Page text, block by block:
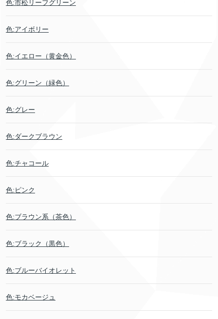
色:市松リーフグリーン
色:アイボリー
色:イエロー（黄金色）
色:グリーン（緑色）
色:グレー
色:ダークブラウン
色:チャコール
色:ピンク
色:ブラウン系（茶色）
色:ブラック（黒色）
色:ブルーバイオレット
色:モカベージュ